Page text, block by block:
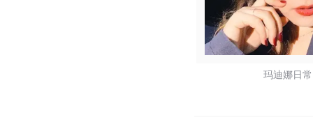
玛迪娜日